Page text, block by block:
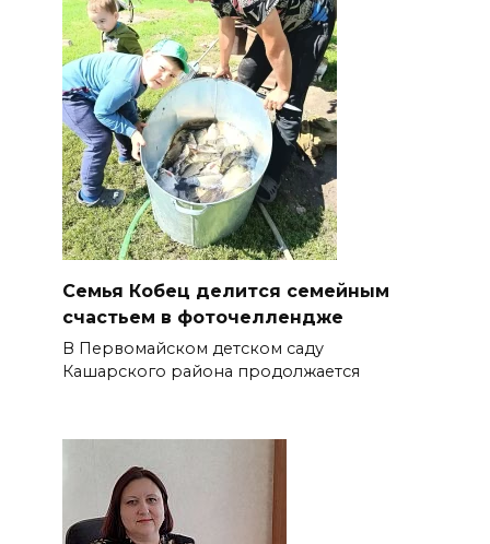
Семья Кобец делится семейным
счастьем в фоточеллендже
В Первомайском детском саду
Кашарского района продолжается